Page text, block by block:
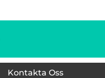
Kontakta Oss